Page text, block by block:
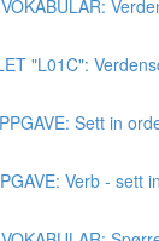
"L01C":
Sett in
Verb - sett